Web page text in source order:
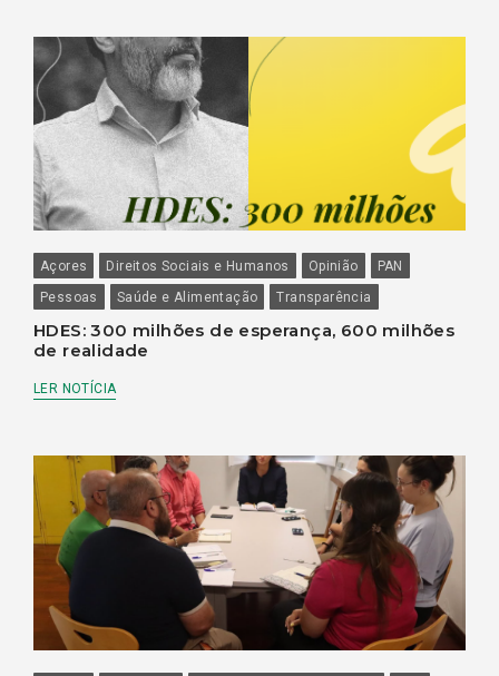
Açores Direitos Sociais e Humanos Opinião
PAN
Pessoas
Saúde e Alimentação Transparência
HDES: 300 milhões de esperança, 600 milhões
de realidade
LER NOTÍCIA